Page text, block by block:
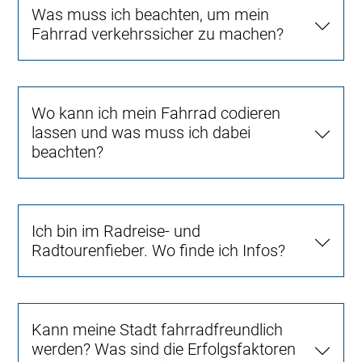
Was muss ich beachten, um mein
Fahrrad verkehrssicher zu machen?
Wo kann ich mein Fahrrad codieren
lassen und was muss ich dabei
beachten?
Ich bin im Radreise- und
Radtourenfieber. Wo finde ich Infos?
Kann meine Stadt fahrradfreundlich
werden? Was sind die Erfolgsfaktoren